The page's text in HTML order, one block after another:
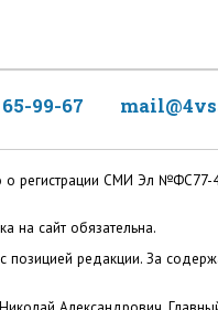
65-99-67
о регистрации СМИ Эл
на сайт обязательна.
редакции. За